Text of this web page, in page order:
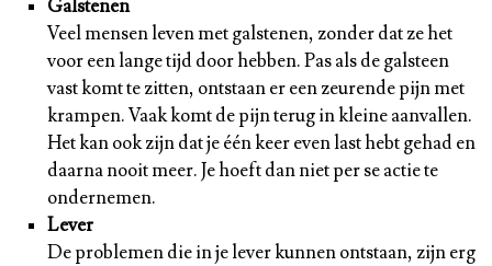
Galstenen
Veel mensen leven met galstenen, zonder dat ze het
voor een lange tijd door hebben. Pas als de galsteen
vast komt te zitten, ontstaan er een zeurende pijn met
krampen. Vaak komt de pijn terug in kleine aanvallen.
Het kan ook zijn dat je één keer even last hebt gehad en
daarna nooit meer. Je hoeft dan niet per se actie te
ondernemen.
Lever
De problemen die in je lever kunnen ontstaan, zijn erg